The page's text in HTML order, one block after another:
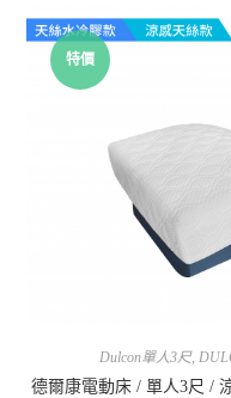
特價
Dulcon單人3尺,
德爾康電動床 / 單人3尺 /